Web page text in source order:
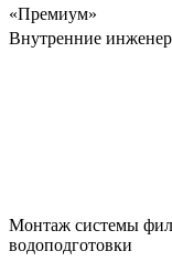
«Премиум»
Внутренние
Монтаж системы
водоподготовки